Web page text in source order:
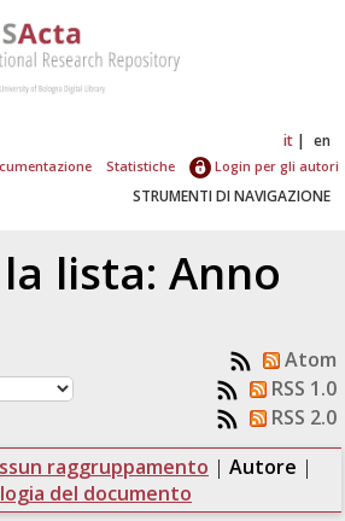
it en
Statistiche Login per gli autori
STRUMENTI DI NAVIGAZIONE
lista: Anno
Atom
RSS 1.0
RSS 2.0
raggruppamento | Autore |
del documento